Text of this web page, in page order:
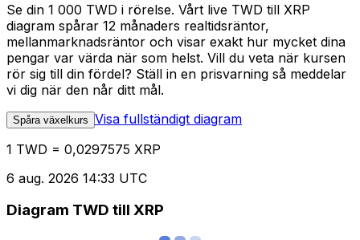
Se din 1 000 TWD i rörelse. Vårt live TWD till XRP
diagram spårar 12 månaders realtidsräntor,
mellanmarknadsräntor och visar exakt hur mycket dina
pengar var värda när som helst. Vill du veta när kursen
rör sig till din fördel? Ställ in en prisvarning så meddelar
vi dig när den når ditt mål.
Spåra växelkurs Visa fullständigt diagram
1 TWD = 0,0297575 XRP
6 aug. 2026 14:33 UTC
Diagram TWD till XRP